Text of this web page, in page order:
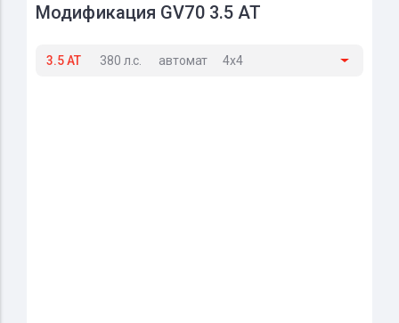
Модификация GV70 3.5 AT
3.5 AT 380 л.с. автомат 4x4